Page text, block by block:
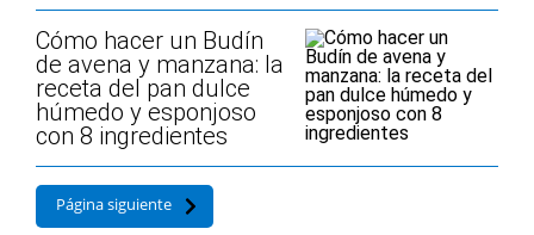
Cómo hacer un Budín
de avena y manzana: la
receta del pan dulce
húmedo y esponjoso
con 8 ingredientes
Página siguiente